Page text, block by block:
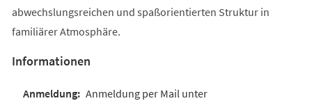
abwechslungsreichen und spaßorientierten Struktur in
familiärer Atmosphäre.
Informationen
Anmeldung per Mail unter